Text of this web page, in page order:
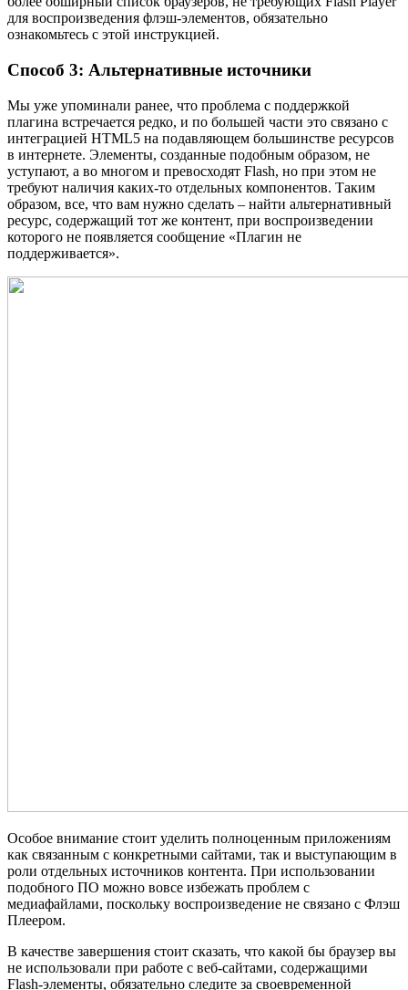
для воспроизведения флэш-элементов, обязательно
ознакомьтесь с этой инструкцией.
Способ 3: Альтернативные источники
Мы уже упоминали ранее, что проблема с поддержкой
плагина встречается редко, и по большей части это связано с
интеграцией HTML5 на подавляющем большинстве ресурсов
в интернете. Элементы, созданные подобным образом, не
уступают, а во многом и превосходят Flash, но при этом не
требуют наличия каких-то отдельных компонентов. Таким
образом, все, что вам нужно сделать – найти альтернативный
ресурс, содержащий тот же контент, при воспроизведении
которого не появляется сообщение «Плагин не
поддерживается».
Особое внимание стоит уделить полноценным приложениям
как связанным с конкретными сайтами, так и выступающим в
роли отдельных источников контента. При использовании
подобного ПО можно вовсе избежать проблем с
медиафайлами, поскольку воспроизведение не связано с Флэш
Плеером.
В качестве завершения стоит сказать, что какой бы браузер вы
не использовали при работе с веб-сайтами, содержащими
Flash-элементы, обязательно следите за своевременной